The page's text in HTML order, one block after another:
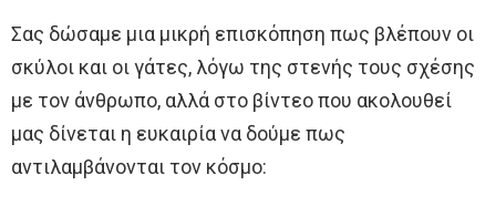
Σας δώσαμε μια μικρή επισκόπηση πως βλέπουν οι
σκύλοι και οι γάτες, λόγω της στενής τους σχέσης
με τον άνθρωπο, αλλά στο βίντεο που ακολουθεί
μας δίνεται η ευκαιρία να δούμε πως
αντιλαμβάνονται τον κόσμο: